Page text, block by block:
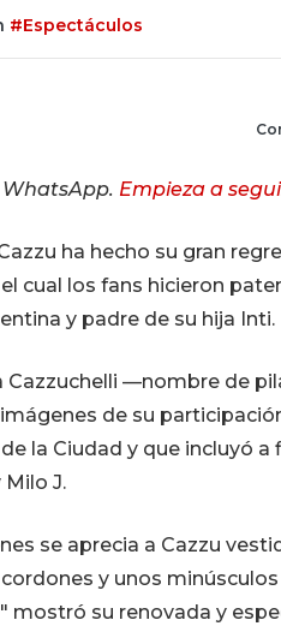
#Espectáculos
Empieza a
ha hecho su gran
cual los fans hicieron
y padre de su hija Inti.
Cazzuchelli —nombre de
de su
la Ciudad y que incluyó
Milo J.
se aprecia a Cazzu
y unos
mostró su renovada y